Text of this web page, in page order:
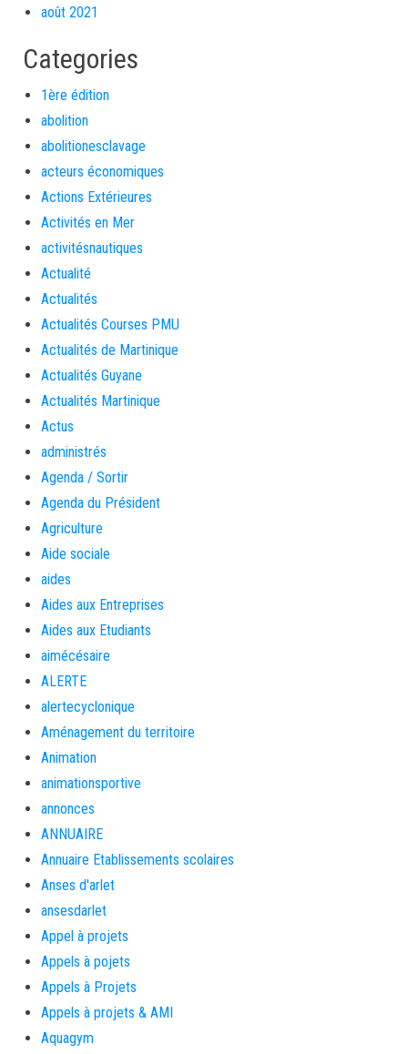
août 2021
Categories
1ère édition
abolition
abolitionesclavage
acteurs économiques
Actions Extérieures
Activités en Mer
activitésnautiques
Actualité
Actualités
Actualités Courses PMU
Actualités de Martinique
Actualités Guyane
Actualités Martinique
Actus
administrés
Agenda / Sortir
Agenda du Président
Agriculture
Aide sociale
aides
Aides aux Entreprises
Aides aux Etudiants
aimécésaire
ALERTE
alertecyclonique
Aménagement du territoire
Animation
animationsportive
annonces
ANNUAIRE
Annuaire Etablissements scolaires
Anses d'arlet
ansesdarlet
Appel à projets
Appels à pojets
Appels à Projets
Appels à projets & AMI
Aquagym